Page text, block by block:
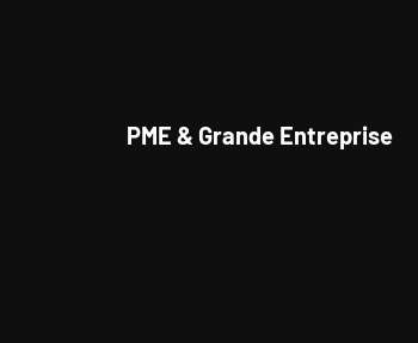
PME & Grande Entreprise